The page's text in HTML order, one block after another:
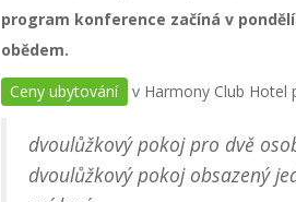
program konference začíná v
obědem.
Ceny ubytování
v Harmony Club Hotel
dvoulůžkový pokoj pro dvě
dvoulůžkový pokoj obsazený